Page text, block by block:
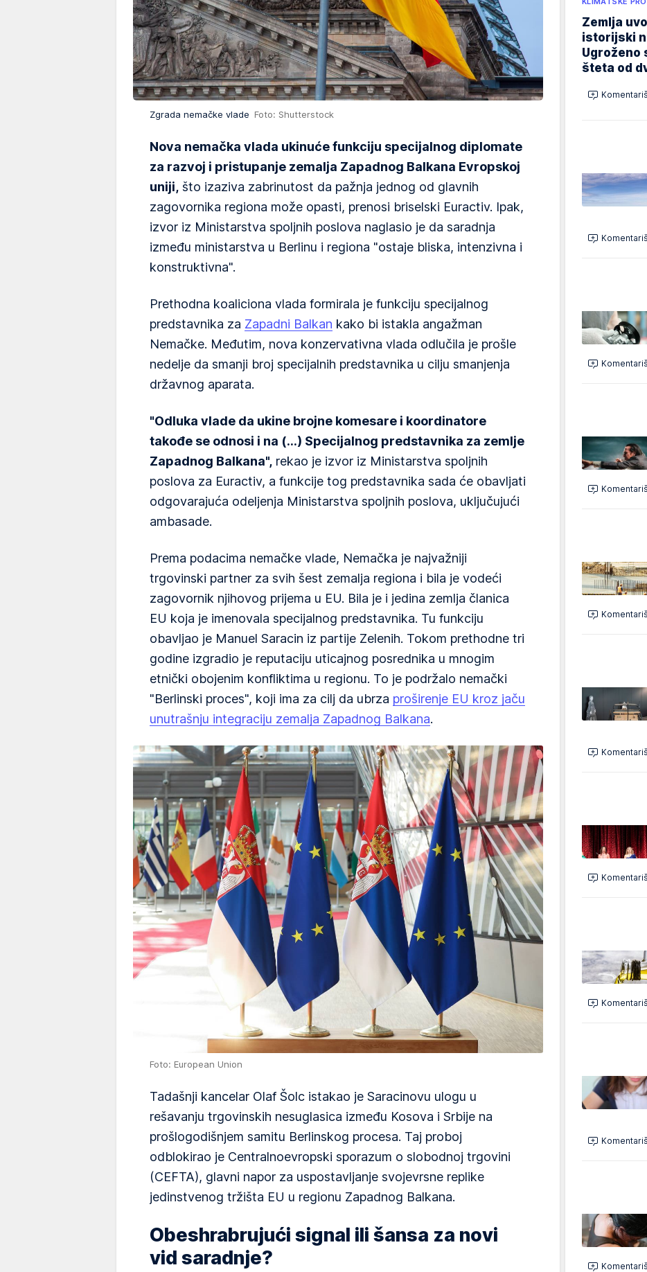
Zgrada nemačke vlade Foto: Shutterstock
Nova nemačka vlada ukinuće funkciju specijalnog diplomate
za razvoj i pristupanje zemalja Zapadnog Balkana Evropskoj
uniji, što izaziva zabrinutost da pažnja jednog od glavnih
zagovornika regiona može opasti, prenosi briselski Euractiv. Ipak,
izvor iz Ministarstva spoljnih poslova naglasio je da saradnja
između ministarstva u Berlinu i regiona "ostaje bliska, intenzivna i
konstruktivna".
Prethodna koaliciona vlada formirala je funkciju specijalnog
predstavnika za Zapadni Balkan kako bi istakla angažman
Nemačke. Međutim, nova konzervativna vlada odlučila je prošle
nedelje da smanji broj specijalnih predstavnika u cilju smanjenja
državnog aparata.
"Odluka vlade da ukine brojne komesare i koordinatore
takođe se odnosi i na (...) Specijalnog predstavnika za zemlje
Zapadnog Balkana", rekao je izvor iz Ministarstva spoljnih
poslova za Euractiv, a funkcije tog predstavnika sada će obavljati
odgovarajuća odeljenja Ministarstva spoljnih poslova, uključujući
ambasade.
Prema podacima nemačke vlade, Nemačka je najvažniji
trgovinski partner za svih šest zemalja regiona i bila je vodeći
zagovornik njihovog prijema u EU. Bila je i jedina zemlja članica
EU koja je imenovala specijalnog predstavnika. Tu funkciju
obavljao je Manuel Saracin iz partije Zelenih. Tokom prethodne tri
godine izgradio je reputaciju uticajnog posrednika u mnogim
etnički obojenim konfliktima u regionu. To je podržalo nemački
"Berlinski proces", koji ima za cilj da ubrza proširenje EU kroz jaču
unutrašnju integraciju zemalja Zapadnog Balkana.
Foto: European Union
Tadašnji kancelar Olaf Šolc istakao je Saracinovu ulogu u
rešavanju trgovinskih nesuglasica između Kosova i Srbije na
prošlogodišnjem samitu Berlinskog procesa. Taj proboj
odblokirao je Centralnoevropski sporazum o slobodnoj trgovini
(CEFTA), glavni napor za uspostavljanje svojevrsne replike
jedinstvenog tržišta EU u regionu Zapadnog Balkana.
Obeshrabrujući signal ili šansa za novi
vid saradnje?
Zemlja
istorijski
Ugroženo
šteta od